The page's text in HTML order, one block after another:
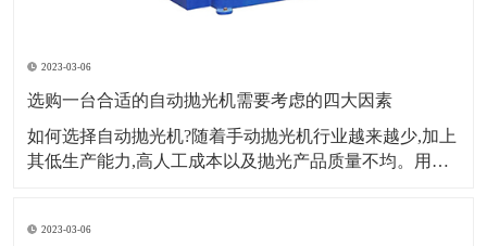
2023-03-06
选购一台合适的自动抛光机需要考虑的四大因素
如何选择自动抛光机?随着手动抛光机行业越来越少,加上
其低生产能力,高人工成本以及抛光产品质量不均。用自
第一个因素：生产规模、产量大小来源的稳定性。数量
2023-03-06